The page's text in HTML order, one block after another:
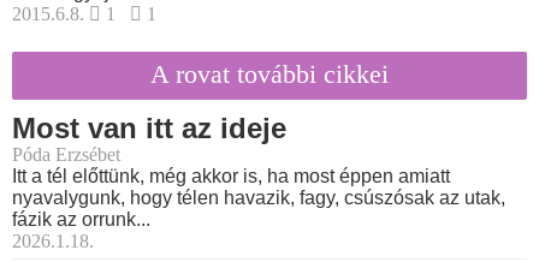
2015.6.8.
1 1
A rovat további cikkei
Most van itt az ideje
Póda Erzsébet
Itt a tél előttünk, még akkor is, ha most éppen amiatt
nyavalygunk, hogy télen havazik, fagy, csúszósak az utak,
fázik az orrunk...
2026.1.18.